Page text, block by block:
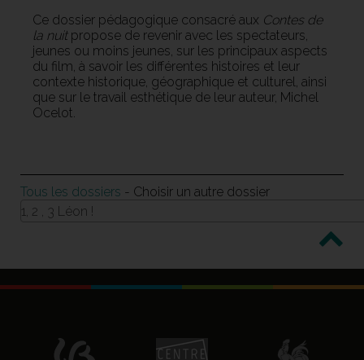
Ce dossier pédagogique consacré aux Contes de
la nuit propose de revenir avec les spectateurs,
jeunes ou moins jeunes, sur les principaux aspects
du film, à savoir les différentes histoires et leur
contexte historique, géographique et culturel, ainsi
que sur le travail esthétique de leur auteur, Michel
Ocelot.
Tous les dossiers - Choisir un autre dossier
1, 2 , 3 Léon !